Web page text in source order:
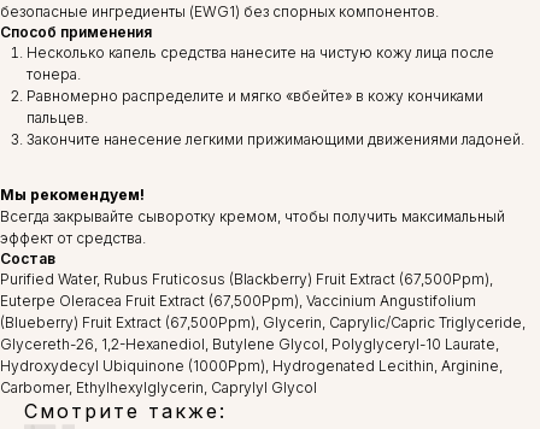
безопасные ингредиенты (EWG1) без спорных компонентов.
Способ применения
Несколько капель средства нанесите на чистую кожу лица после
тонера.
Равномерно распределите и мягко «вбейте» в кожу кончиками
пальцев.
Закончите нанесение легкими прижимающими движениями ладоней.
Мы рекомендуем!
Всегда закрывайте сыворотку кремом, чтобы получить максимальный
эффект от средства.
Состав
Purified Water, Rubus Fruticosus (Blackberry) Fruit Extract (67,500Ppm),
Euterpe Oleracea Fruit Extract (67,500Ppm), Vaccinium Angustifolium
(Blueberry) Fruit Extract (67,500Ppm), Glycerin, Caprylic/​Capric Triglyceride,
Glycereth-26, 1,2-Hexanediol, Butylene Glycol, Polyglyceryl-10 Laurate,
Hydroxydecyl Ubiquinone (1000Ppm), Hydrogenated Lecithin, Arginine,
Carbomer, Ethylhexylglycerin, Caprylyl Glycol
Смотрите также: